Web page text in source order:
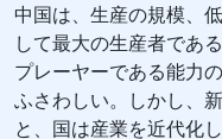
中国は、生産の規模、
して最大の生産者であ
プレーヤーである能力
ふさわしい。しかし、
と、国は産業を近代化